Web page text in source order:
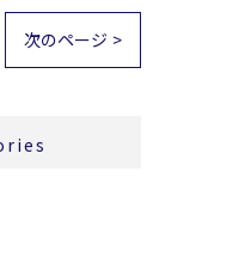
次のページ >